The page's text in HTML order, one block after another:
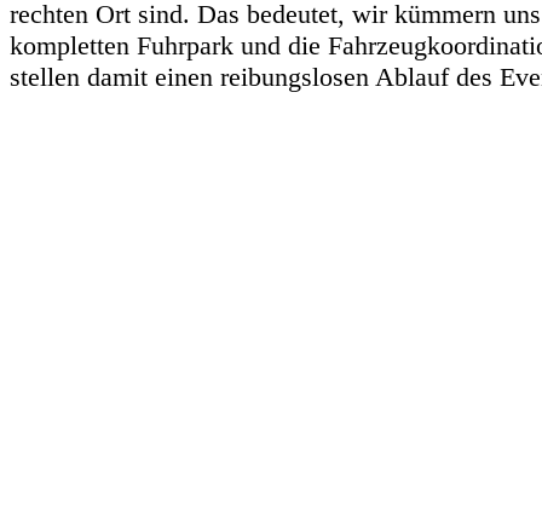
rechten Ort sind. Das bedeutet, wir kümmern
kompletten Fuhrpark und die
stellen damit einen reibungslosen Ablauf des